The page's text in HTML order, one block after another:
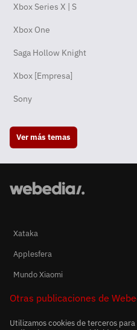
Xbox Series X | S
Xbox One
Saga Hollow Knight
Xbox [Empresa]
Sony
Ver más temas
Xataka
Applesfera
Mundo Xiaomi
Otras publicaciones de
Utilizamos cookies de terceros